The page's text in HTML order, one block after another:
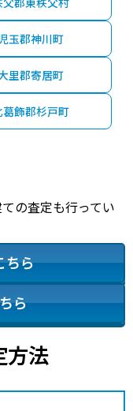
児玉郡神川町
里郡寄居町
葛飾郡杉戸町
の査定も行ってい
ちら
ら
方法